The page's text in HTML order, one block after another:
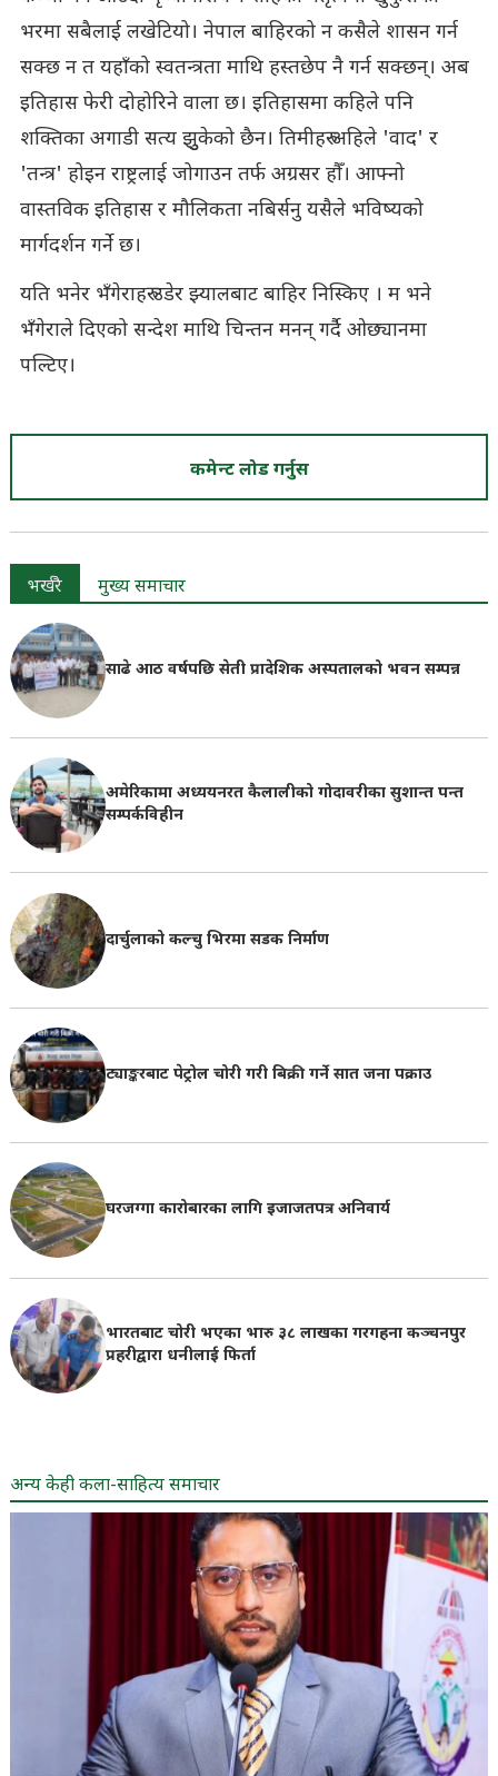
भरमा सबैलाई लखेटियो। नेपाल बाहिरको न कसैले शासन गर्न
सक्छ न त यहाँको स्वतन्त्रता माथि हस्तछेप नै गर्न सक्छन्। अब
इतिहास फेरी दोहोरिने वाला छ। इतिहासमा कहिले पनि
शक्तिका अगाडी सत्य झुुकेको छैन। तिमीहरु अहिले 'वाद' र
'तन्त्र' होइन राष्ट्रलाई जोगाउन तर्फ अग्रसर हौँ। आफ्नो
वास्तविक इतिहास र मौलिकता नबिर्सनु यसैले भविष्यको
मार्गदर्शन गर्ने छ।
यति भनेर भँगेराहरु उडेर झ्यालबाट बाहिर निस्किए । म भने
भँगेराले दिएको सन्देश माथि चिन्तन मनन् गर्दै ओछ्यानमा
पल्टिए।
कमेन्ट लोड गर्नुस
भर्खरै मुख्य समाचार
साढे आठ वर्षपछि सेती प्रादेशिक अस्पतालको भवन सम्पन्न
अमेरिकामा अध्ययनरत कैलालीको गोदावरीका सुशान्त पन्त
सम्पर्कविहीन
दार्चुलाको कल्चु भिरमा सडक निर्माण
ट्याङ्करबाट पेट्रोल चोरी गरी बिक्री गर्ने सात जना पक्राउ
घरजग्गा कारोबारका लागि इजाजतपत्र अनिवार्य
भारतबाट चोरी भएका भारु ३८ लाखका गरगहना कञ्चनपुर
प्रहरीद्वारा धनीलाई फिर्ता
अन्य केही कला-साहित्य समाचार